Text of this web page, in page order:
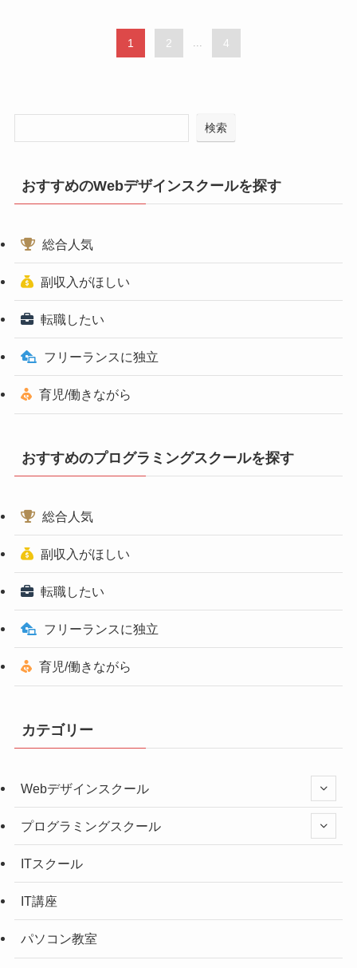
1 2 ... 4
検索
おすすめのWebデザインスクールを探す
総合人気
副収入がほしい
転職したい
フリーランスに独立
育児/働きながら
おすすめのプログラミングスクールを探す
総合人気
副収入がほしい
転職したい
フリーランスに独立
育児/働きながら
カテゴリー
Webデザインスクール
プログラミングスクール
ITスクール
IT講座
パソコン教室